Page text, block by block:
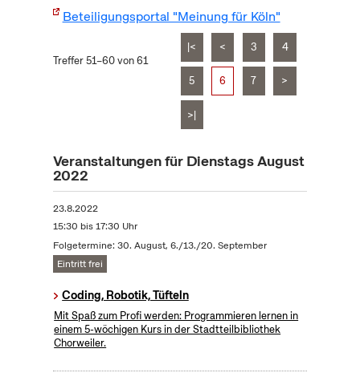
Beteiligungsportal "Meinung für Köln"
Treffer 51–60 von 61
|< < 3 4
5 6 7 >
>|
Veranstaltungen für Dienstags August
2022
23.8.2022
15:30 bis 17:30 Uhr
Folgetermine: 30. August, 6./13./20. September
Eintritt frei
Coding, Robotik, Tüfteln
Mit Spaß zum Profi werden: Programmieren lernen in
einem 5-wöchigen Kurs in der Stadtteilbibliothek
Chorweiler.